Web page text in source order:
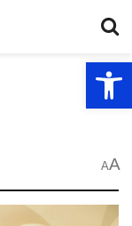
AA